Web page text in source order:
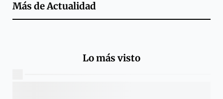
Más deActualidad
Lo más visto